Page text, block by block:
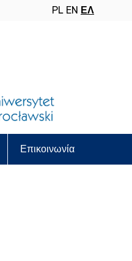
PL EN ΕΛ
Επικοινωνία